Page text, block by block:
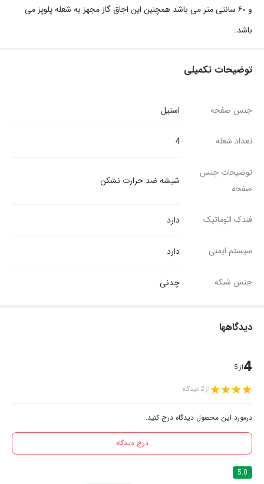
و ۶۰ سانتی متر می باشد همچنین این اجاق گاز مجهز به شعله پلوپز می
باشد.
توضیحات تکمیلی
جنس صفحه استیل
تعداد شعله 4
توضیحات جنس
صفحه
شیشه ضد حرارت نشکن
فندک اتوماتیک دارد
سیستم ایمنی دارد
جنس شبکه چدنی
دیدگاهها
4از 5
از 2 دیدگاه
درمورد این محصول دیدگاه درج کنید.
درج دیدگاه
5.0